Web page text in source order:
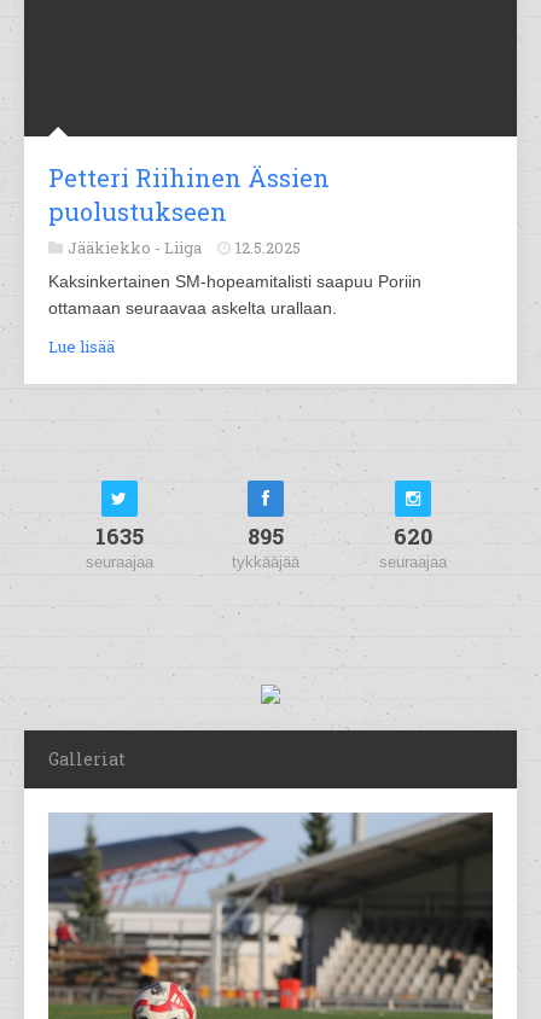
Petteri Riihinen Ässien
puolustukseen
Jääkiekko - Liiga 12.5.2025
Kaksinkertainen SM-hopeamitalisti saapuu Poriin
ottamaan seuraavaa askelta urallaan.
Lue lisää
1635
seuraajaa
895
tykkääjää
620
seuraajaa
Galleriat